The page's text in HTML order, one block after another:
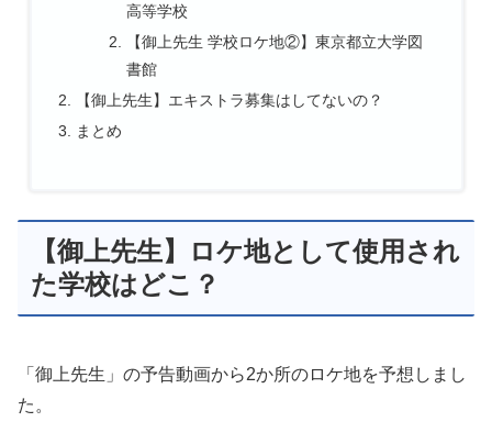
高等学校
【御上先生 学校ロケ地②】東京都立大学図
書館
【御上先生】エキストラ募集はしてないの？
まとめ
【御上先生】ロケ地として使用され
た学校はどこ？
「御上先生」の予告動画から2か所のロケ地を予想しまし
た。